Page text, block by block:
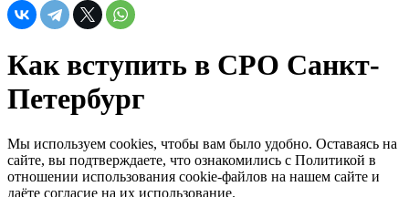
Как вступить в СРО Санкт-
Петербург
Мы используем cookies, чтобы вам было удобно. Оставаясь на
сайте, вы подтверждаете, что ознакомились с Политикой в
отношении использования cookie-файлов на нашем сайте и
даёте согласие на их использование.